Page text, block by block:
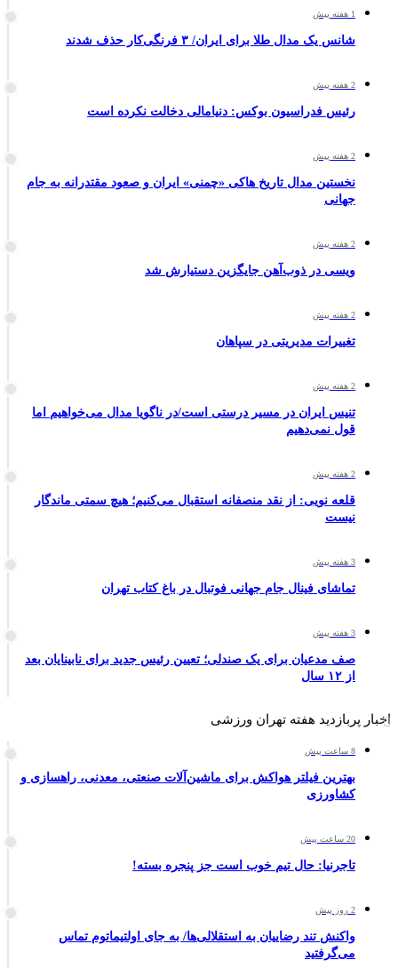
1 هفته پیش
شانس یک مدال طلا برای ایران/ ۳ فرنگی‌کار حذف شدند
2 هفته پیش
رئیس فدراسیون بوکس: دنیامالی دخالت نکرده است
2 هفته پیش
نخستین مدال تاریخ هاکی «چمنی» ایران و صعود مقتدرانه به جام
جهانی
2 هفته پیش
ویسی در ذوب‌آهن جایگزین دستیارش شد
2 هفته پیش
تغییرات مدیریتی در سپاهان
2 هفته پیش
تنیس ایران در مسیر درستی است/در ناگویا مدال می‌خواهیم اما
قول نمی‌دهیم
2 هفته پیش
قلعه نویی: از نقد منصفانه استقبال می‌کنیم؛ هیچ سمتی ماندگار
نیست
3 هفته پیش
تماشای فینال جام جهانی فوتبال در باغ کتاب تهران
3 هفته پیش
صف مدعیان برای یک صندلی؛ تعیین رئیس جدید برای نابینایان بعد
از ۱۲ سال
اخبار پربازدید هفته تهران ورزشی
8 ساعت پیش
بهترین فیلتر هواکش برای ماشین‌آلات صنعتی، معدنی، راهسازی و
کشاورزی
20 ساعت پیش
تاجرنیا: حال تیم خوب است جز پنجره بسته!
2 روز پیش
واکنش تند رضاییان به استقلالی‌ها/ به جای اولتیماتوم تماس
می‌گرفتید